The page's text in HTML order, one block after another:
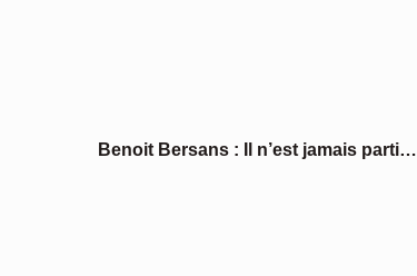
Benoit Bersans : Il n’est jamais parti…